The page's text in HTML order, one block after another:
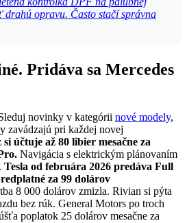
drahú opravu. Často stačí správna
Pridáva sa Mercedes
novinky v kategórii nové modely,
zavádzajú pri každej novej
si účtuje až 80 libier mesačne za
Navigácia s elektrickým plánovaním
Tesla od februára 2026 predáva Full
za 99 dolárov
8 000 dolárov zmizla. Rivian si pýta
bez rúk. General Motors po troch
poplatok 25 dolárov mesačne za